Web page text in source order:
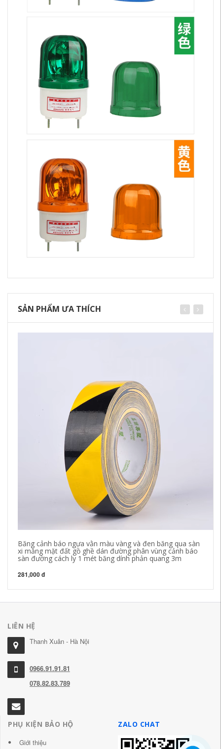
SẢN PHẨM ƯA THÍCH
Băng cảnh báo ngựa vằn màu vàng và đen băng qua sàn
xi măng mặt đất gồ ghề dán đường phân vùng cảnh báo
sàn đường cách ly 1 mét băng dính phản quang 3m
281,000 đ
LIÊN HỆ
Thanh Xuân - Hà Nội
0966.91.91.81
078.82.83.789
PHỤ KIỆN BẢO HỘ
Giới thiệu
ZALO CHAT